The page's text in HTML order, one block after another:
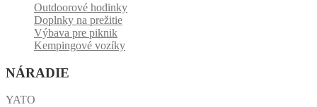
Outdoorové hodinky
Doplnky na prežitie
Výbava pre piknik
Kempingové vozíky
NÁRADIE
YATO